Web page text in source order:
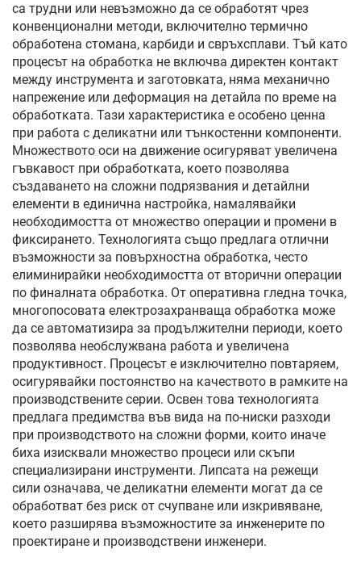
са трудни или невъзможно да се обработят чрез
конвенционални методи, включително термично
обработена стомана, карбиди и свръхсплави. Тъй като
процесът на обработка не включва директен контакт
между инструмента и заготовката, няма механично
напрежение или деформация на детайла по време на
обработката. Тази характеристика е особено ценна
при работа с деликатни или тънкостенни компоненти.
Множеството оси на движение осигуряват увеличена
гъвкавост при обработката, което позволява
създаването на сложни подрязвания и детайлни
елементи в единична настройка, намалявайки
необходимостта от множество операции и промени в
фиксирането. Технологията също предлага отлични
възможности за повърхностна обработка, често
елиминирайки необходимостта от вторични операции
по финалната обработка. От оперативна гледна точка,
многопосовата електрозахранваща обработка може
да се автоматизира за продължителни периоди, което
позволява необслужвана работа и увеличена
продуктивност. Процесът е изключително повтаряем,
осигурявайки постоянство на качеството в рамките на
производствените серии. Освен това технологията
предлага предимства във вида на по-ниски разходи
при производството на сложни форми, които иначе
биха изисквали множество процеси или скъпи
специализирани инструменти. Липсата на режещи
сили означава, че деликатни елементи могат да се
обработват без риск от счупване или изкривяване,
което разширява възможностите за инженерите по
проектиране и производствени инженери.